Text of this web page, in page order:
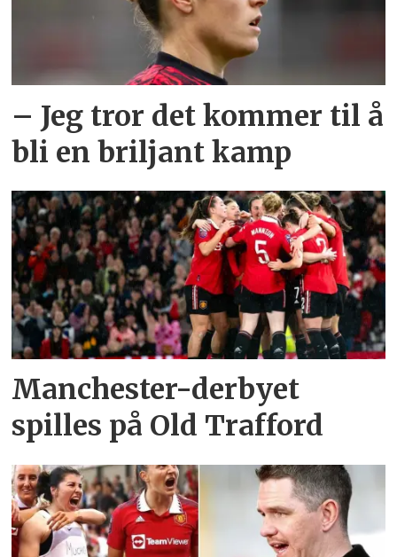
– Jeg tror det kommer til å
bli en briljant kamp
Manchester-derbyet
spilles på Old Trafford